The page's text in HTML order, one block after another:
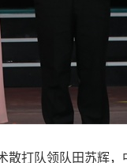
打队领队田苏辉，